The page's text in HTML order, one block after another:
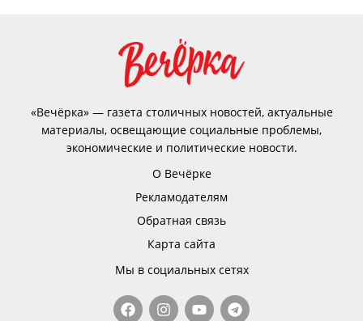
«Вечёрка» — газета столичных новостей, актуальные
материалы, освещающие социальные проблемы,
экономические и политические новости.
О Вечёрке
Рекламодателям
Обратная связь
Карта сайта
Мы в социальных сетях